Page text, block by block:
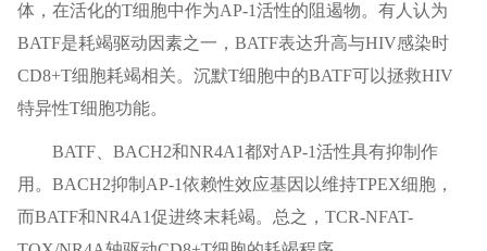
体，在活化的T细胞中作为AP-1活性的阻遏物。有人认为
BATF是耗竭驱动因素之一，BATF表达升高与HIV感染时
CD8+T细胞耗竭相关。沉默T细胞中的BATF可以拯救HIV
特异性T细胞功能。
BATF、BACH2和NR4A1都对AP-1活性具有抑制作
用。BACH2抑制AP-1依赖性效应基因以维持TPEX细胞，
而BATF和NR4A1促进终末耗竭。总之，TCR-NFAT-